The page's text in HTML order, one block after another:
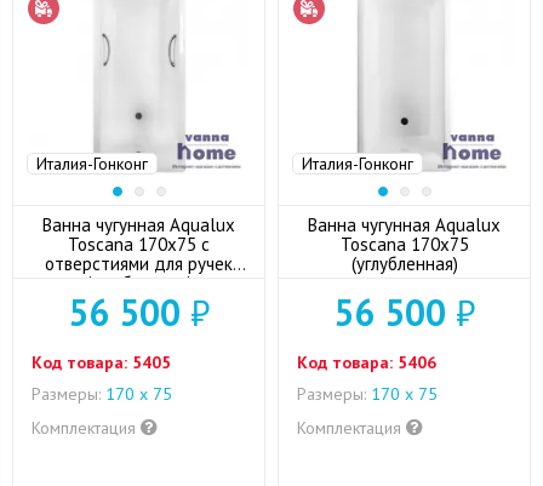
Италия-Гонконг
Ванна чугунная Aqualux
Toscana 170x75 с
отверстиями для ручек
(углубленная)
56 500 ₽
Код товара: 5405
Размеры: 170 х 75
Комплектация
Италия-Гонконг
Ванна чугунная Aqualux
Toscana 170x75
(углубленная)
56 500 ₽
Код товара: 5406
Размеры: 170 х 75
Комплектация